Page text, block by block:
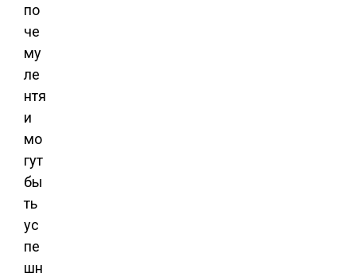
по
че
му
ле
нтя
и
мо
гут
бы
ть
ус
пе
шн